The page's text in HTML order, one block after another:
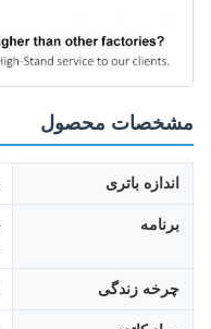
مشخصات محصول
اندازه باتری
برنامه
چرخه زندگی